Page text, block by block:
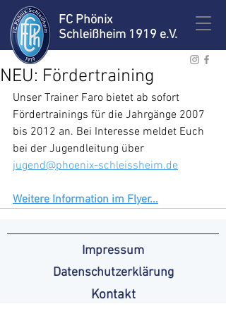
FC Phönix
Schleißheim 1919 e.V.
NEU: Fördertraining
Unser Trainer Faro bietet ab sofort
Fördertrainings für die Jahrgänge 2007
bis 2012 an. Bei Interesse meldet Euch
bei der Jugendleitung über
jugend@phoenix-schleissheim.de
Weitere Information im Flyer...
Impressum
Datenschutzerklärung
Kontakt